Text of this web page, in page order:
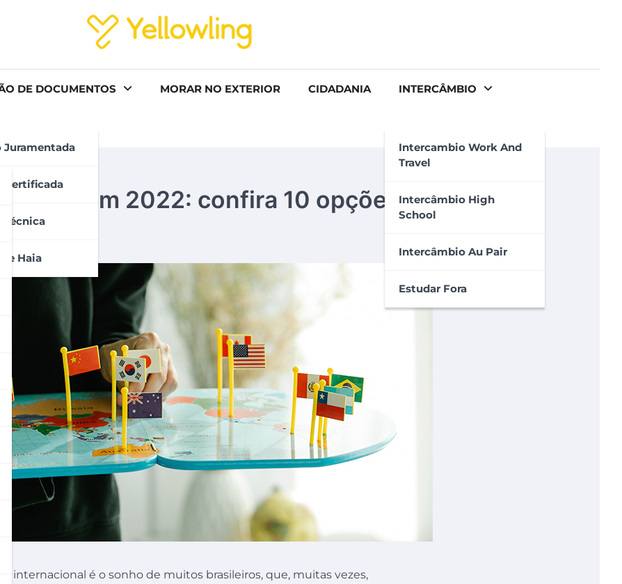
DE DOCUMENTOS
Juramentada
Certificada
Técnica
Haia
MORAR NO EXTERIOR CIDADANIA INTERCÂMBIO
Intercambio Work And
Travel
Intercâmbio High
School
Intercâmbio Au Pair
Estudar Fora
viajar em 2022: confira 10 opções
internacional é o sonho de muitos brasileiros, que, muitas vezes,